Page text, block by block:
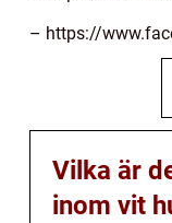
– https://
Vilka är
inom vit